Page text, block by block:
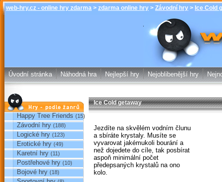
web-hry.cz - online hry zdarma > zdarma online hry > Závodní hry > Ice Cold
Ice Cold
online hry
Úvodní stránka Náhodná hra Nejlepší hry Nejoblibenější hry
Hry podle žánrů
Happy Tree Friends (15)
Závodní hry (188)
Logické hry (123)
Erotické hry (49)
Karetní hry (11)
Postřehové hry (10)
Bojové hry (18)
Ice Cold getaway
Jezdíte na skvělém vodním člunu
a sbíráte krystaly. Musíte se
vyvarovat jakémukoli bourání a
než dojedete do cíle, tak posbírat
aspoň minimální počet
předepsaných krystalů na ono
kolo.